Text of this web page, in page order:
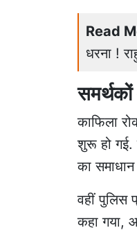
Read
धरना !
काफिला
शुरू हो गई.
का
वहीं पुलिस
कहा गया,